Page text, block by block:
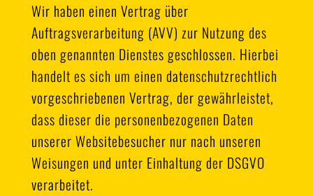
Wir haben einen Vertrag über
Auftragsverarbeitung (AVV) zur Nutzung des
oben genannten Dienstes geschlossen. Hierbei
handelt es sich um einen datenschutzrechtlich
vorgeschriebenen Vertrag, der gewährleistet,
dass dieser die personenbezogenen Daten
unserer Websitebesucher nur nach unseren
Weisungen und unter Einhaltung der DSGVO
verarbeitet.